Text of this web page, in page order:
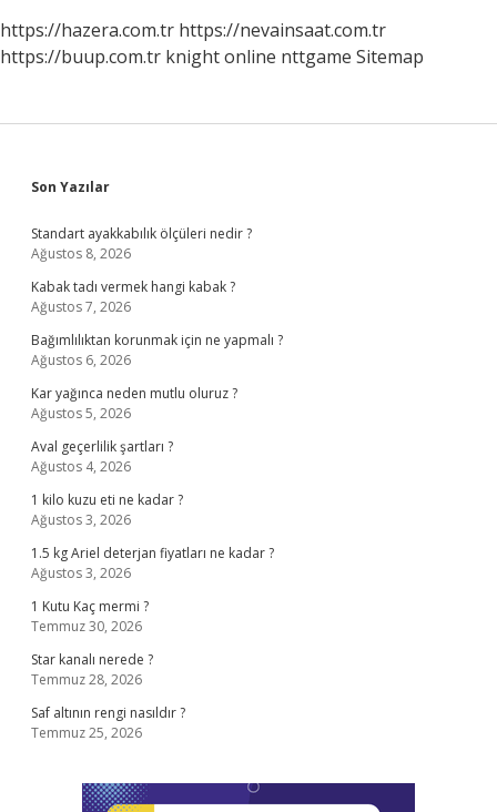
https://hazera.com.tr https://nevainsaat.com.tr
https://buup.com.tr knight online nttgame Sitemap
Sidebar
Son Yazılar
Standart ayakkabılık ölçüleri nedir ?
Ağustos 8, 2026
Kabak tadı vermek hangi kabak ?
Ağustos 7, 2026
Bağımlılıktan korunmak için ne yapmalı ?
Ağustos 6, 2026
Kar yağınca neden mutlu oluruz ?
Ağustos 5, 2026
Aval geçerlilik şartları ?
Ağustos 4, 2026
1 kilo kuzu eti ne kadar ?
Ağustos 3, 2026
1.5 kg Ariel deterjan fiyatları ne kadar ?
Ağustos 3, 2026
1 Kutu Kaç mermi ?
Temmuz 30, 2026
Star kanalı nerede ?
Temmuz 28, 2026
Saf altının rengi nasıldır ?
Temmuz 25, 2026